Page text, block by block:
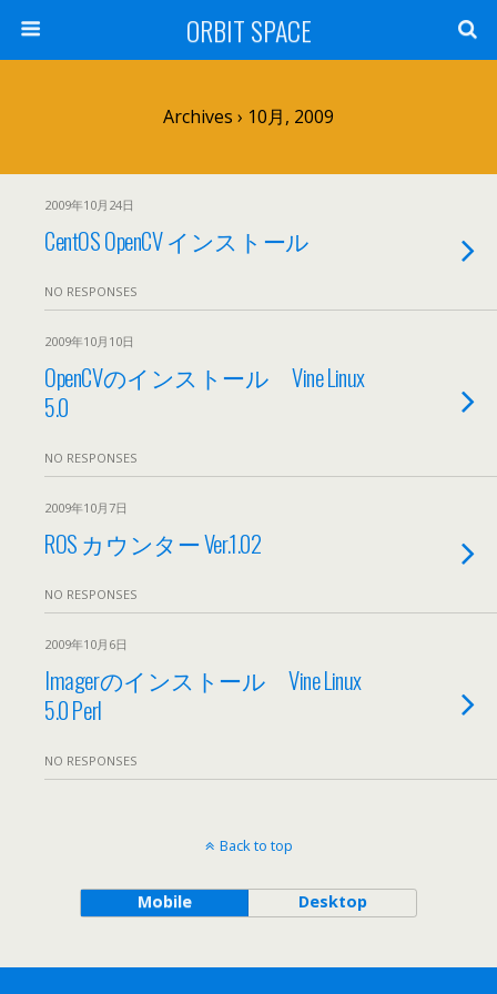
ORBIT SPACE
Archives › 10月, 2009
2009年10月24日
CentOS OpenCV インストール
NO RESPONSES
2009年10月10日
OpenCVのインストール Vine Linux
5.0
NO RESPONSES
2009年10月7日
ROS カウンター Ver.1.02
NO RESPONSES
2009年10月6日
Imagerのインストール Vine Linux
5.0 Perl
NO RESPONSES
Back to top
Mobile Desktop